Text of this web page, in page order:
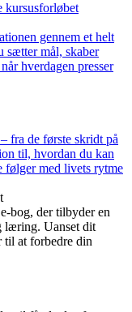
kursusforløbet
gennem et helt
sætter mål, skaber
hverdagen presser
fra de første skridt på
til, hvordan du kan
følger med livets rytme
bog, der tilbyder en
læring. Uanset dit
til at forbedre din